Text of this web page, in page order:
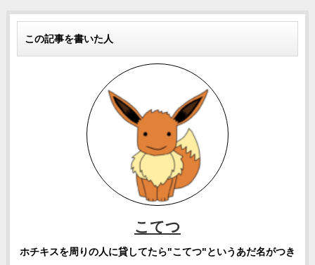
この記事を書いた人
こてつ
ホチキスを周りの人に貸してたら"こてつ"というあだ名がつき